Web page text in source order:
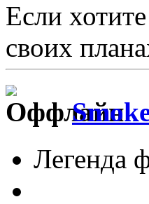
Если
своих
Легенда